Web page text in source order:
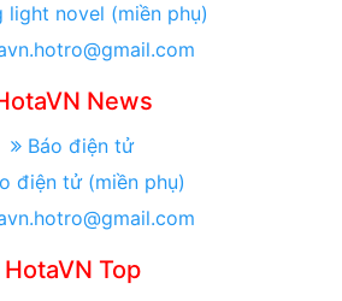
light novel (miền phụ)
News
Báo điện tử
điện tử (miền phụ)
HotaVN Top